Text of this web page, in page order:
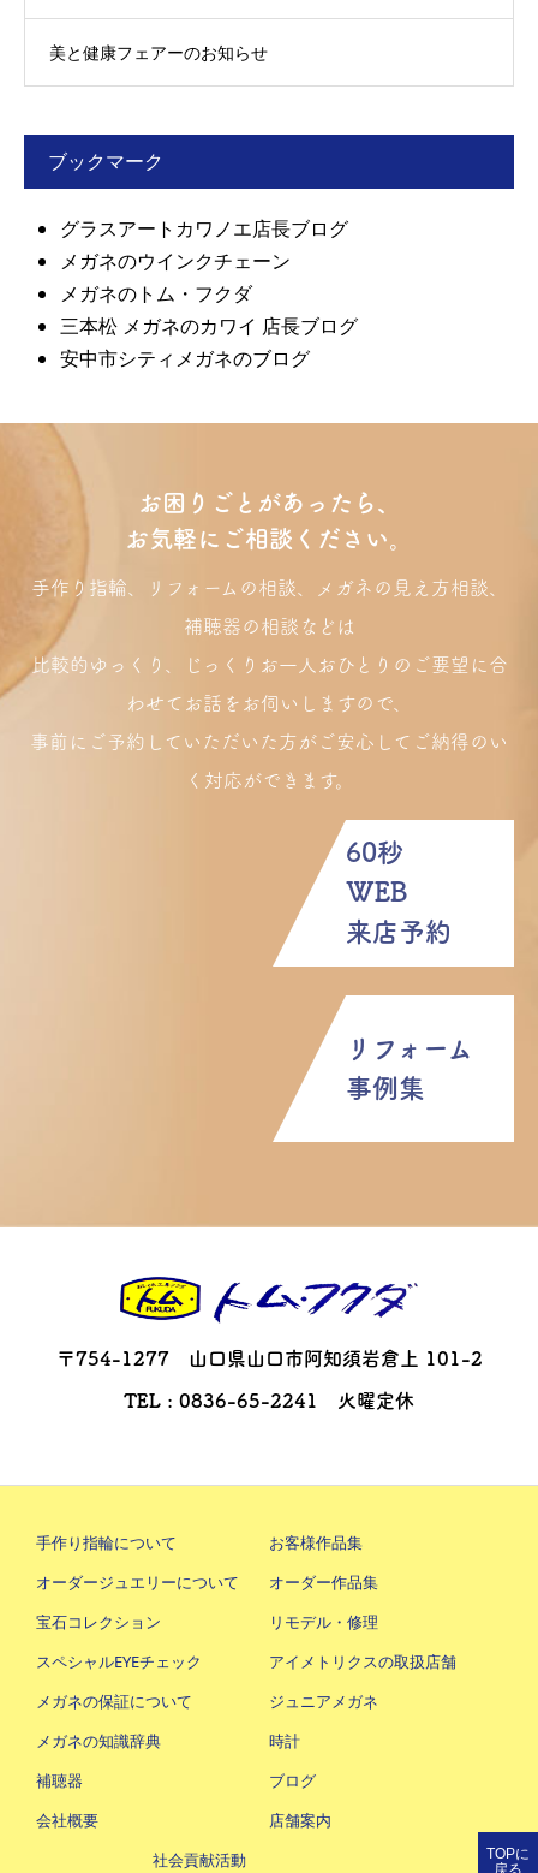
美と健康フェアーのお知らせ
ブックマーク
グラスアートカワノエ店長ブログ
メガネのウインクチェーン
メガネのトム・フクダ
三本松 メガネのカワイ 店長ブログ
安中市シティメガネのブログ
お困りごとがあったら、
お気軽にご相談ください。
手作り指輪、リフォームの相談、メガネの見え方相談、
補聴器の相談などは
比較的ゆっくり、じっくりお一人おひとりのご要望に合
わせてお話をお伺いしますので、
事前にご予約していただいた方がご安心してご納得のい
く対応ができます。
60秒
WEB
来店予約
リフォーム
事例集
〒754-1277 山口県山口市阿知須岩倉上 101-2
TEL : 0836-65-2241 火曜定休
手作り指輪について
お客様作品集
オーダージュエリーについて
オーダー作品集
宝石コレクション
リモデル・修理
スペシャルEYEチェック
アイメトリクスの取扱店舗
メガネの保証について
ジュニアメガネ
メガネの知識辞典
時計
補聴器
ブログ
会社概要
店舗案内
社会貢献活動
TOPに
戻る